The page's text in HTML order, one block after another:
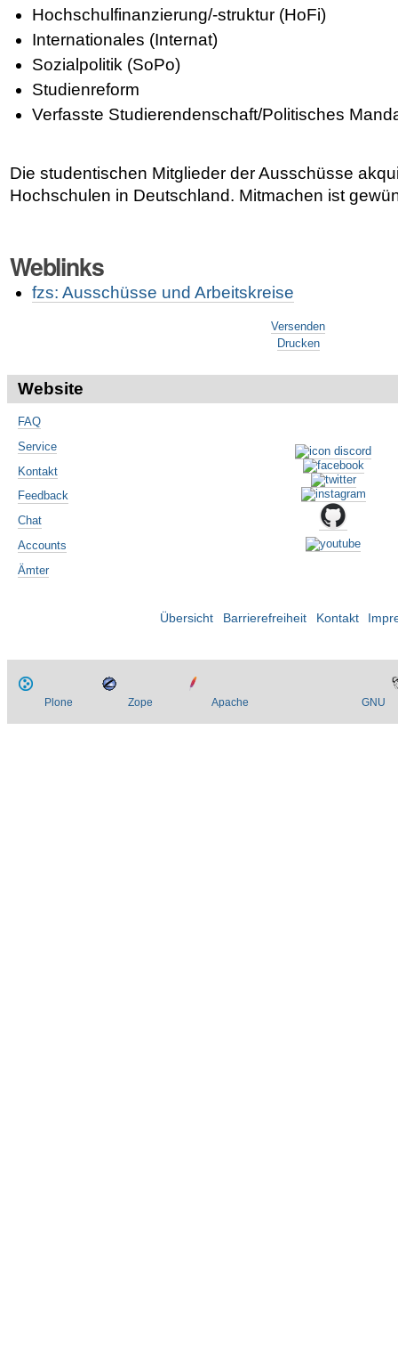
Hochschulfinanzierung/-struktur (HoFi)
Internationales (Internat)
Sozialpolitik (SoPo)
Studienreform
Verfasste Studierendenschaft/Politisches
Die studentischen Mitglieder der Ausschüsse
Hochschulen in Deutschland. Mitmachen ist
Weblinks
fzs: Ausschüsse und Arbeitskreise
Versenden
Drucken
Website
FAQ
Service
Kontakt
Feedback
Chat
Accounts
Ämter
Übersicht Barrierefreiheit Kontakt
Plone Zope Apache GNU